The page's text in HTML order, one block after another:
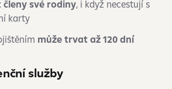
své rodiny, i když necestují s
karty
může trvat až 120 dní
služby